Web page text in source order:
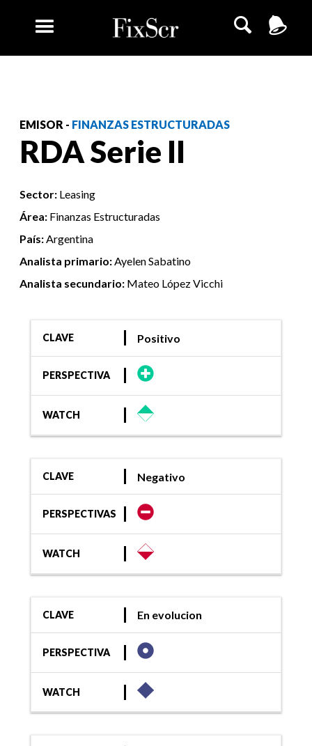
EMISOR - FINANZAS ESTRUCTURADAS
RDA Serie II
Sector: Leasing
Área: Finanzas Estructuradas
País:Argentina
Analista primario:Ayelen Sabatino
Analista secundario: Mateo López Vicchi
CLAVE Positivo
PERSPECTIVA
WATCH
CLAVE Negativo
PERSPECTIVAS
WATCH
CLAVE En evolucion
PERSPECTIVA
WATCH